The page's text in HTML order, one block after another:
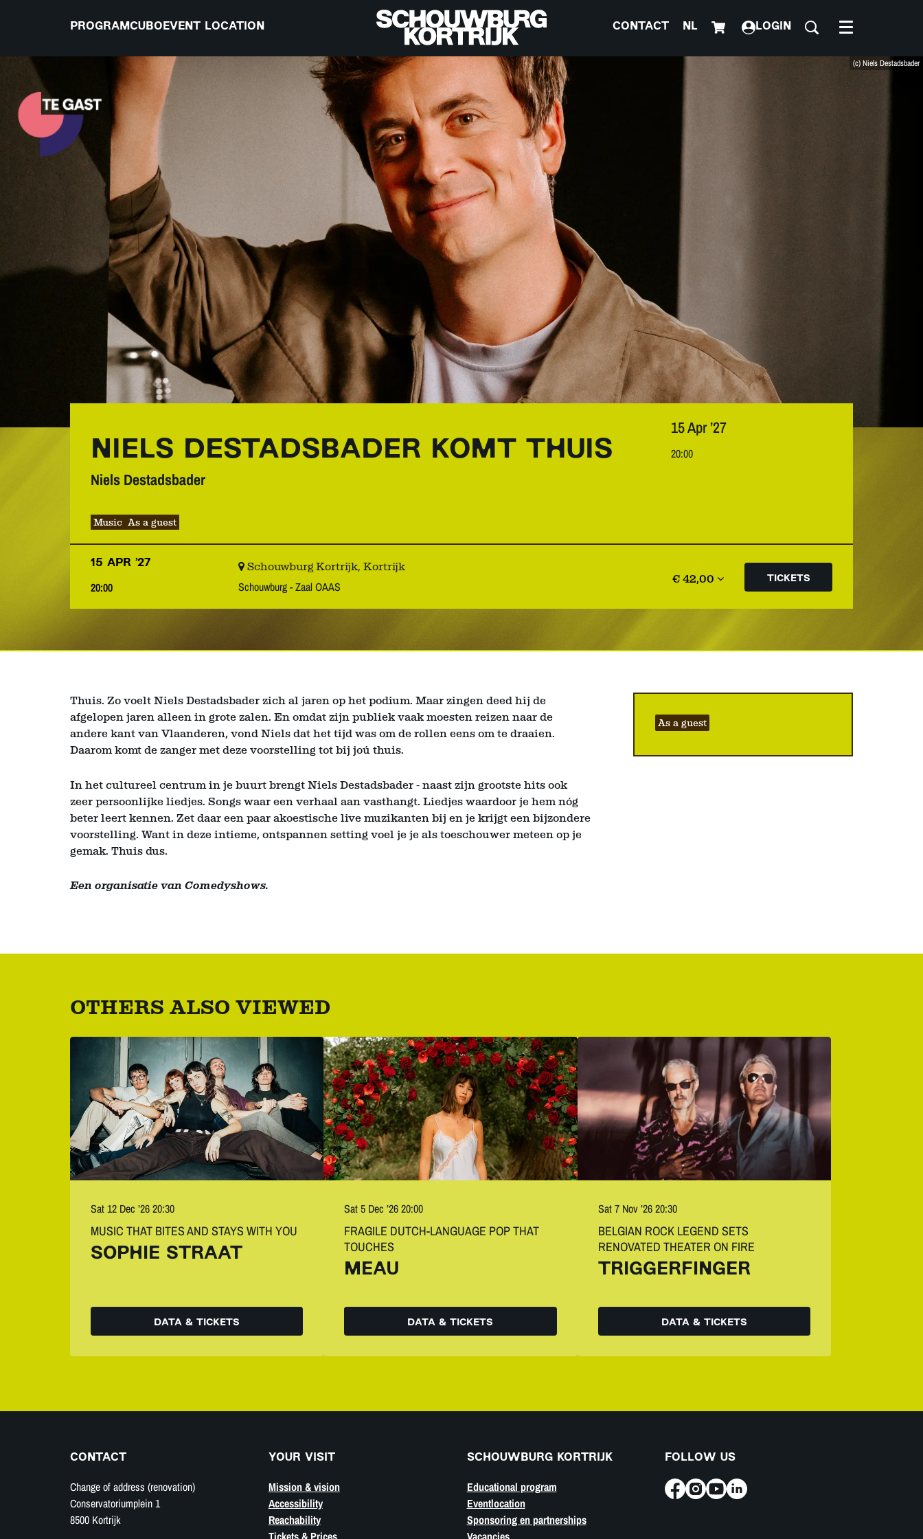
PROGRAMCUBOEVENT LOCATION CONTACT NL LOGIN Menu
(c) Niels Destadsbader
NIELS DESTADSBADER KOMT THUIS
Niels Destadsbader
Music As a guest
15 Apr ’27
20:00
15 APR ’27
20:00
Schouwburg Kortrijk, Kortrijk
Schouwburg - Zaal OAAS
€ 42,00 TICKETS
Thuis. Zo voelt Niels Destadsbader zich al jaren op het podium. Maar zingen deed hij de
afgelopen jaren alleen in grote zalen. En omdat zijn publiek vaak moesten reizen naar de
andere kant van Vlaanderen, vond Niels dat het tijd was om de rollen eens om te draaien.
Daarom komt de zanger met deze voorstelling tot bij joú thuis.
In het cultureel centrum in je buurt brengt Niels Destadsbader - naast zijn grootste hits ook
zeer persoonlijke liedjes. Songs waar een verhaal aan vasthangt. Liedjes waardoor je hem nóg
beter leert kennen. Zet daar een paar akoestische live muzikanten bij en je krijgt een bijzondere
voorstelling. Want in deze intieme, ontspannen setting voel je je als toeschouwer meteen op je
gemak. Thuis dus.
Een organisatie van Comedyshows.
As a guest
OTHERS ALSO VIEWED
SOPHIE STRAAT
MUSIC THAT BITES AND STAYS WITH YOU
Sat 12 Dec ’2620:30
DATA & TICKETS
MEAU
FRAGILE DUTCH-LANGUAGE POP THAT
TOUCHES
Sat 5 Dec ’2620:00
DATA & TICKETS
TRIGGERFINGER
BELGIAN ROCK LEGEND SETS
RENOVATED THEATER ON FIRE
Sat 7 Nov ’2620:30
DATA & TICKETS
CONTACT
Change of address (renovation)
Conservatoriumplein 1
8500 Kortrijk
YOUR VISIT
Mission & vision
Accessibility
Reachability
SCHOUWBURG KORTRIJK
Educational program
Eventlocation
Sponsoring en partnerships
FOLLOW US